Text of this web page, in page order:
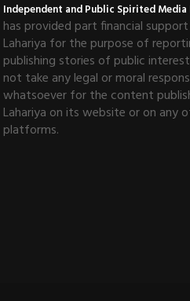
Independent and Public Spirited
has provided part financial
Lahariya for the purpose of
publishing stories of public
not take any legal or moral
whatsoever for the content
Lahariya on its website or on any
platforms.